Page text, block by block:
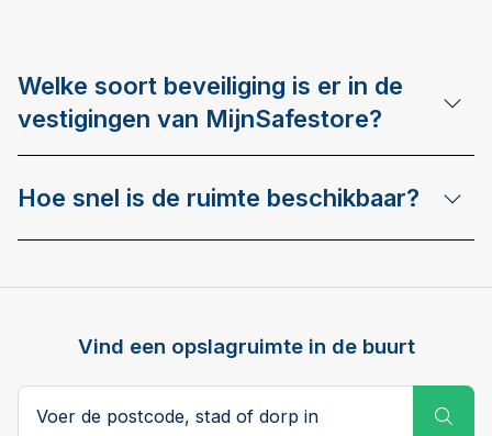
Welke soort beveiliging is er in de
vestigingen van MijnSafestore?
Hoe snel is de ruimte beschikbaar?
Vind een opslagruimte in de buurt
Postcode, stad of dorp